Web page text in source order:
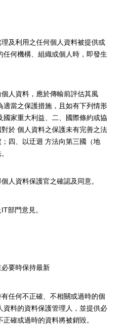
及利用之任何個人資料被提供或
任何機構、組織或個人時，即發生
人資料，應於傳輸前評估其風
適當之保護措施，且如有下列情形
國家重大利益、二、國際條約或協
於 個人資料之保護未有完善之法
四、以迂迴 方法向第三國（地
人資料保護官之確認及同意。
IT部門意見。
要時保持最新
任何不正確、不相關或過時的個
資料的資料保護管理人，並提供必
確或過時的資料將被銷毀。